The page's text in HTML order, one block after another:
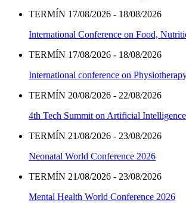
TERMÍN 17/08/2026 - 18/08/2026
International Conference on Food,
TERMÍN 17/08/2026 - 18/08/2026
International conference on
TERMÍN 20/08/2026 - 22/08/2026
4th Tech Summit on Artificial
TERMÍN 21/08/2026 - 23/08/2026
Neonatal World Conference 2026
TERMÍN 21/08/2026 - 23/08/2026
Mental Health World Conference 2026